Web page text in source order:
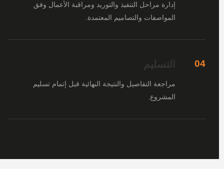
إدارة مراحل التنفيذ والتوريد ومراقبة الأعمال وفق
المواصفات والتصاميم المعتمدة.
04 التسليم
مراجعة التفاصيل والنتيجة النهائية قبل إتمام تسليم
المشروع.